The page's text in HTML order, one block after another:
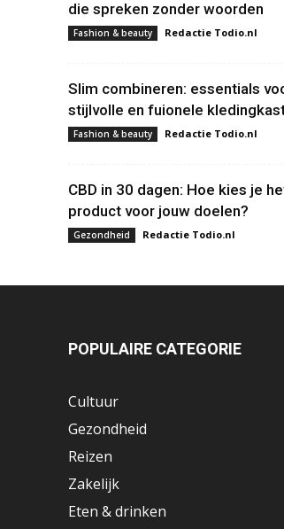
die spreken zonder woorden
Fashion & beauty Redactie Todio.nl
Slim combineren: essentials
stijlvolle en fuionele
Fashion & beauty Redactie Todio.nl
CBD in 30 dagen: Hoe kies je
product voor jouw doelen?
Gezondheid Redactie Todio.nl
POPULAIRE CATEGORIE
Cultuur
Gezondheid
Reizen
Zakelijk
Eten & drinken